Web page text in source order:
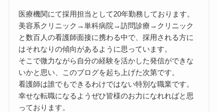
医療機関にて採用担当として20年勤務しております。
美容系クリニック→単科病院→訪問診療→クリニック
と数百人の看護師面接に携わる中で、採用される方に
はそれなりの傾向があるように思っています。
そこで微力ながら自分の経験を活かした発信ができな
いかと思い、このブログを起ち上げた次第です。
看護師は誰でもできるわけではない特別な職業です。
幸せな転職になるようぜひ皆様のお力になれればと思
っております。